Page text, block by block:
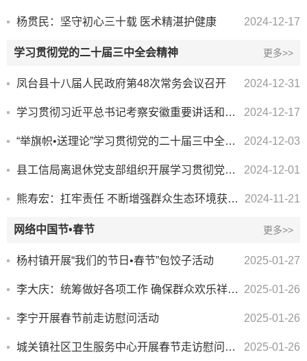
2024-12-17
杨贯民：坚守初心三十载 医术精湛护健康
更多>>
学习贯彻党的二十届三中全会精神
2024-12-31
凤台县十八届人民政府第48次常务会议召开
2024-12-17
学习贯彻习近平总书记考察安徽重要讲话和党的二十届三中全会精神理论研讨会召开
2024-12-03
“举旗帜•送理论”学习贯彻党的二十届三中全会精神县级宣讲报告会走进李冲回族乡
2024-12-01
县工信局离退休党支部组织开展学习贯彻党的二十届三中全会精神专题党课
2024-11-21
熊寿宏：扛牢责任 不断增强群众生态环境获得感
更多>>
网络中国节•春节
2025-01-27
杨村镇开展“我们的节日•春节”包饺子活动
2025-01-26
李大庆：统筹做好各项工作 确保群众欢乐祥和过节
2025-01-26
李宁开展春节前走访慰问活动
2025-01-26
城关镇社区卫生服务中心开展春节走访慰问活动